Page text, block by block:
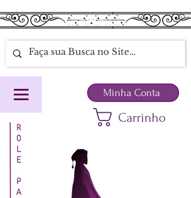
Carrinho
Minha Conta